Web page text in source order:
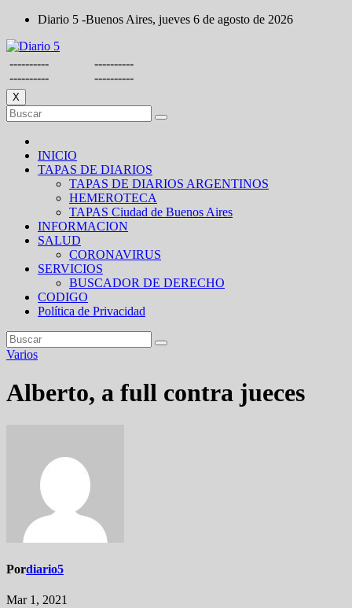
Saltar
contenido
Diario 5 -Buenos Aires, jueves 6 de agosto de 2026
----------
----------
----------
----------
X
INICIO
TAPAS DE DIARIOS
TAPAS DE DIARIOS ARGENTINOS
HEMEROTECA
TAPAS Ciudad de Buenos Aires
INFORMACION
SALUD
CORONAVIRUS
SERVICIOS
BUSCADOR DE DERECHO
CODIGO
Política de Privacidad
Varios
Alberto, a full contra jueces
Pordiario5
Mar 1, 2021